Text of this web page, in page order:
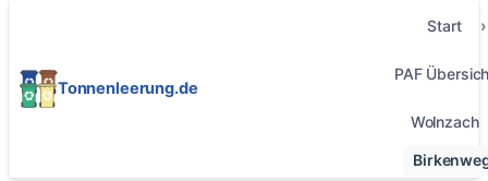
Tonnenleerung.de
Start
PAF
Wolnzach